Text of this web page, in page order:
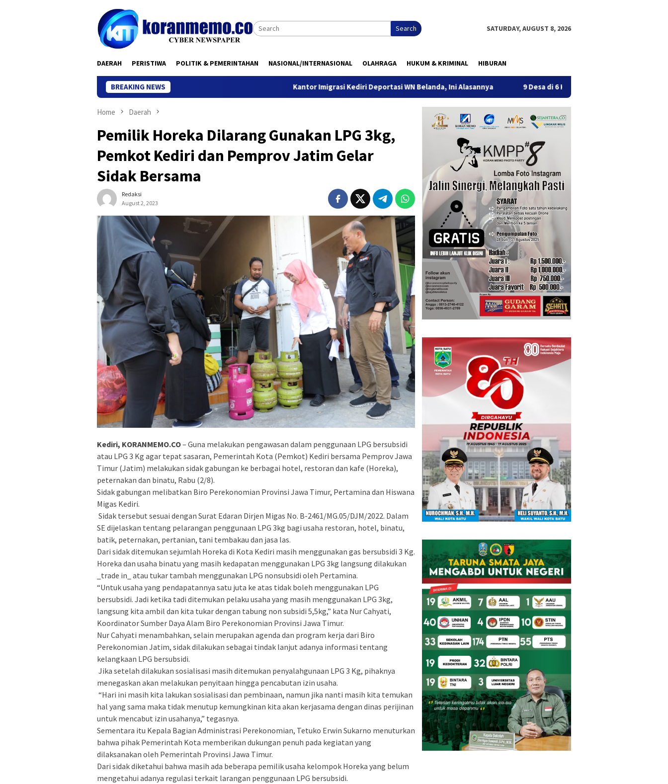
Search SATURDAY, AUGUST 8, 2026
DAERAH PERISTIWA POLITIK & PEMERINTAHAN NASIONAL/INTERNASIONAL OLAHRAGA HUKUM & KRIMINAL HIBURAN
BREAKING NEWS Kantor Imigrasi Kediri Deportasi WN Belanda, Ini Alasannya 9 Desa di 6 Kecamatan Tulungagung Alami Kekeringan
Home Daerah
Pemilik Horeka Dilarang Gunakan LPG 3kg,
Pemkot Kediri dan Pemprov Jatim Gelar
Sidak Bersama
Redaksi
August 2, 2023
Kediri, KORANMEMO.CO– Guna melakukan pengawasan dalam penggunaan LPG bersubsidi
atau LPG 3 Kg agar tepat sasaran, Pemerintah Kota (Pemkot) Kediri bersama Pemprov Jawa
Timur (Jatim) melakukan sidak gabungan ke berbagai hotel, restoran dan kafe (Horeka),
peternakan dan binatu, Rabu (2/8).
Sidak gabungan melibatkan Biro Perekonomian Provinsi Jawa Timur, Pertamina dan Hiswana
Migas Kediri.
Sidak tersebut sesuai dengan Surat Edaran Dirjen Migas No. B-2461/MG.05/DJM/2022. Dalam
SE dijelaskan tentang pelarangan penggunaan LPG 3kg bagi usaha restoran, hotel, binatu,
batik, peternakan, pertanian, tani tembakau dan jasa las.
Dari sidak ditemukan sejumlah Horeka di Kota Kediri masih menggunakan gas bersubsidi 3 Kg.
Horeka dan usaha binatu yang masih kedapatan menggunakan LPG 3kg langsung dilakukan
_trade in_ atau tukar tambah menggunakan LPG nonsubsidi oleh Pertamina.
“Untuk usaha yang pendapatannya satu juta ke atas tidak boleh menggunakan LPG
bersubsidi. Jadi ketika tadi ditemukan pelaku usaha yang masih menggunakan LPG 3kg,
langsung kita ambil dan kita tukar dengan tabung non subsidi 5,5kg,” kata Nur Cahyati,
Koordinator Sumber Daya Alam Biro Perekonomian Provinsi Jawa Timur.
Nur Cahyati menambahkan, selain merupakan agenda dan program kerja dari Biro
Perekonomian Jatim, sidak dilakukan sebagai tindak lanjut adanya informasi tentang
kelangkaan LPG bersubsidi.
Jika setelah dilakukan sosialisasi masih ditemukan penyalahgunaan LPG 3 Kg, pihaknya
menegaskan akan melakukan penyitaan hingga pencabutan izin usaha.
“Hari ini masih kita lakukan sosialisasi dan pembinaan, namun jika nanti masih kita temukan
hal yang sama maka tidak menutup kemungkinan kita akan kerjasama dengan dinas perijinan
untuk mencabut izin usahanya,” tegasnya.
Sementara itu Kepala Bagian Administrasi Perekonomian, Tetuko Erwin Sukarno menuturkan
bahwa pihak Pemerintah Kota memberikan dukungan penuh pada kegiatan yang
dilaksanakan oleh Pemerintah Provinsi Jawa Timur.
Dari sidak diketahui bahwa masih ada beberapa pemilik usaha kelompok Horeka yang belum
mengetahui adanya regulasi terkait larangan penggunaan LPG bersubsidi.